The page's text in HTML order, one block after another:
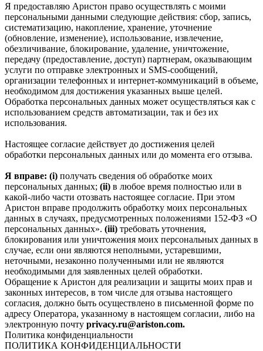
Я предоставляю Аристон право осуществлять с моими
персональными данными следующие действия: сбор, запись,
систематизацию, накопление, хранение, уточнение
(обновление, изменение), использование, извлечение,
обезличивание, блокирование, удаление, уничтожение,
передачу (предоставление, доступ) партнерам, оказывающим
услуги по отправке электронных и SMS‑сообщений,
организации телефонных и интернет‑коммуникаций в объеме,
необходимом для достижения указанных выше целей.
Обработка персональных данных может осуществляться как с
использованием средств автоматизации, так и без их
использования.
Настоящее согласие действует до достижения целей
обработки персональных данных или до момента его отзыва.
Я вправе: (i) получать сведения об обработке моих
персональных данных; (ii) в любое время полностью или в
какой-либо части отозвать настоящее согласие. При этом
Аристон вправе продолжить обработку моих персональных
данных в случаях, предусмотренных положениями 152-ФЗ «О
персональных данных». (iii) требовать уточнения,
блокирования или уничтожения моих персональных данных в
случае, если они являются неполными, устаревшими,
неточными, незаконно полученными или не являются
необходимыми для заявленных целей обработки.
Обращение к Аристон для реализации и защиты моих прав и
законных интересов, в том числе для отзыва настоящего
согласия, должно быть осуществлено в письменной форме по
адресу Оператора, указанному в настоящем согласии, либо на
электронную почту privacy.ru@ariston.com.
Политика конфиденциальности
ПОЛИТИКА КОНФИДЕНЦИАЛЬНОСТИ